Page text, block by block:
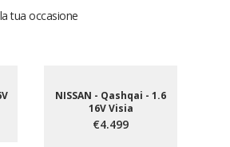
tua occasione
NISSAN - Qashqai - 1.6
16V Visia
€4.499